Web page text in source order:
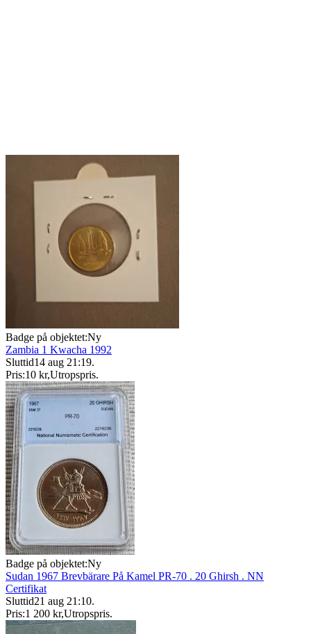
Badge på objektet:Ny
Zambia 1 Kwacha 1992
Sluttid14 aug 21:19.
Pris:10 kr,Utropspris.
Badge på objektet:Ny
Sudan 1967 Brevbärare På Kamel PR-70 . 20 Ghirsh . NN
Certifikat
Sluttid21 aug 21:10.
Pris:1 200 kr,Utropspris.